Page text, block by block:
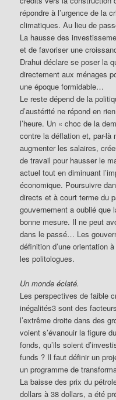
répondre à l’urgence de la
climatiques. Au lieu de
La hausse des
et de favoriser une
Drahui déclare se poser la
directement aux ménages
une époque formidable…
Le reste dépend de la
d’austérité ne répond en
l’heure. Un « choc de la
contre la déflation et, par-là
augmenter les salaires,
de travail pour hausser le
actuel tout en diminuant
économique. Poursuivre
directs et à court terme du
gouvernement a oublié que
bonne mesure. Il ne peut
dans le passé… Les
définition d’une orientation
les politologues.
Un monde éclaté.
Les perspectives de faible
inégalités3 sont des
l’extrême droite dans des
voient s’évanouir la figure
fonds, qu’ils soient
funds ? Il faut définir un
un programme de
La baisse des prix du
dollars à 38 dollars, a été